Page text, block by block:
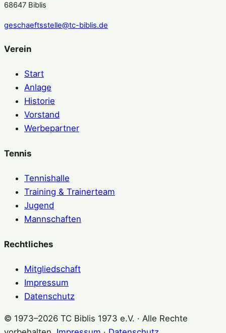
68647 Biblis
geschaeftsstelle@tc-biblis.de
Verein
Start
Anlage
Historie
Vorstand
Werbepartner
Tennis
Tennishalle
Training & Trainerteam
Jugend
Mannschaften
Rechtliches
Mitgliedschaft
Impressum
Datenschutz
© 1973–2026 TC Biblis 1973 e.V. · Alle Rechte